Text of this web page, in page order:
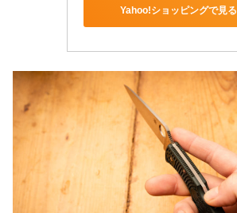
Yahoo!ショッピングで見る